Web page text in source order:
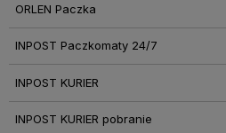
ORLEN Paczka
INPOST Paczkomaty 24/7
INPOST KURIER
INPOST KURIER pobranie